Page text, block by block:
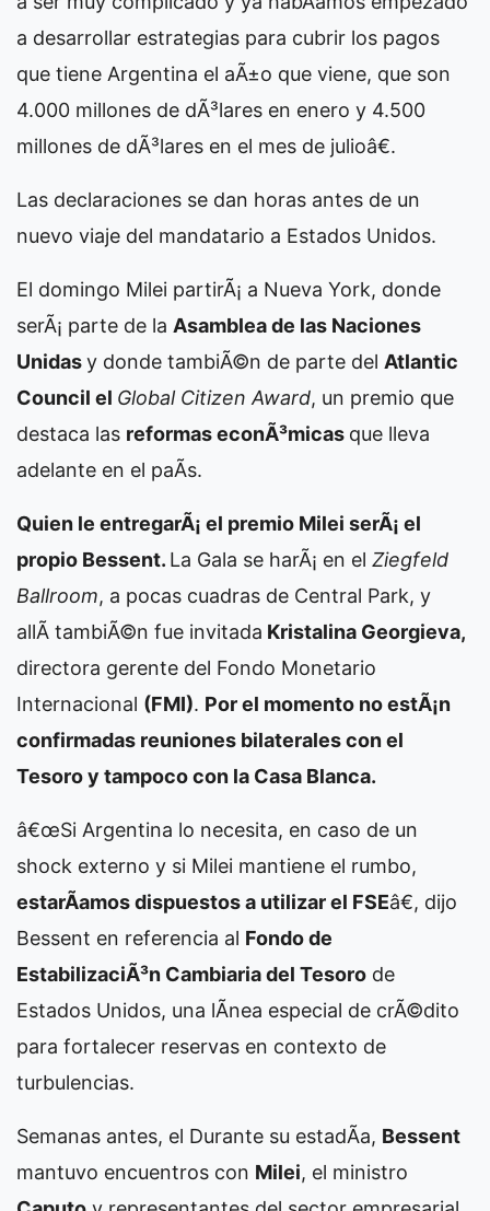
a desarrollar estrategias para cubrir los pagos
que tiene Argentina el aÃ±o que viene, que son
4.000 millones de dÃ³lares en enero y 4.500
millones de dÃ³lares en el mes de julioâ€.
Las declaraciones se dan horas antes de un
nuevo viaje del mandatario a Estados Unidos.
El domingo Milei partirÃ¡ a Nueva York, donde
serÃ¡ parte de la Asamblea de las Naciones
Unidasy donde tambiÃ©n de parte del Atlantic
Council el Global Citizen Award, un premio que
destaca las reformas econÃ³micas que lleva
adelante en el paÃ­s.
Quien le entregarÃ¡ el premio Milei serÃ¡ el
propio Bessent. La Gala se harÃ¡ en el Ziegfeld
Ballroom, a pocas cuadras de Central Park, y
allÃ­ tambiÃ©n fue invitada Kristalina Georgieva,
directora gerente del Fondo Monetario
Internacional (FMI). Por el momento no estÃ¡n
confirmadas reuniones bilaterales con el
Tesoro y tampoco con la Casa Blanca.
â€œSi Argentina lo necesita, en caso de un
shock externo y si Milei mantiene el rumbo,
estarÃ­amos dispuestos a utilizar el FSEâ€, dijo
Bessent en referencia al Fondo de
EstabilizaciÃ³n Cambiaria del Tesoro de
Estados Unidos, una lÃ­nea especial de crÃ©dito
para fortalecer reservas en contexto de
turbulencias.
Semanas antes, el Durante su estadÃ­a, Bessent
mantuvo encuentros con Milei, el ministro